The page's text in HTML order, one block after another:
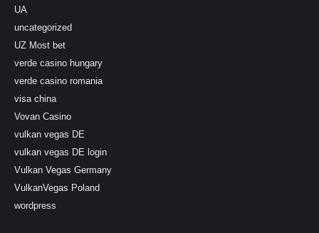
UA
uncategorized
UZ Most bet
verde casino hungary
verde casino romania
visa china
Vovan Casino
vulkan vegas DE
vulkan vegas DE login
Vulkan Vegas Germany
VulkanVegas Poland
wordpress